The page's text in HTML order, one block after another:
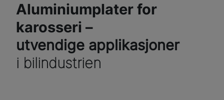
Aluminiumplater for
karosseri –
utvendige applikasjoner
i bilindustrien